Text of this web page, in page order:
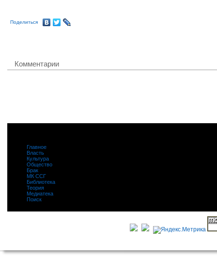
Поделиться
Комментарии
Главное
Власть
Культура
Общество
Брак
МК ССГ
Библиотека
Теория
Медиатека
Поиск